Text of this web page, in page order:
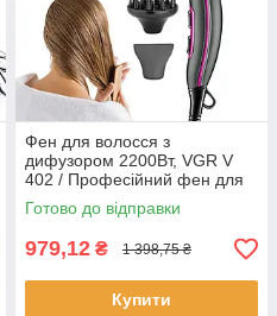
Фен для волосся з
дифузором 2200Вт, VGR V
402 / Професійний фен для
укладання волосся
Готово до відправки
979,12 ₴ 1 398,75 ₴
Купити